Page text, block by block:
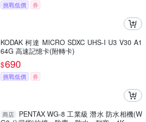
挑戰低價 券
KODAK 柯達 MICRO SDXC UHS-I U3 V30 A1
64G 高速記憶卡(附轉卡)
$690
挑戰低價 券
商店
PENTAX WG-8 工業級 潛水 防水相機(W